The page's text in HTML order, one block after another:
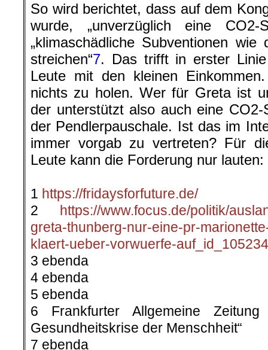
So wird berichtet, dass auf dem
wurde, „unverzüglich eine CO2-
„klimaschädliche Subventionen
streichen“7. Das trifft in erster
Leute mit den kleinen
nichts zu holen. Wer für Greta ist
der unterstützt also auch eine
der Pendlerpauschale. Ist das im
immer vorgab zu vertreten? Für
Leute kann die Forderung nur
1 https://fridaysforfuture.de/
2 https://www.focus.de/politik/
greta-thunberg-nur-eine-pr-
klaert-ueber-vorwuerfe-
3 ebenda
4 ebenda
5 ebenda
6 Frankfurter Allgemeine
Gesundheitskrise der Menschheit“
7 ebenda